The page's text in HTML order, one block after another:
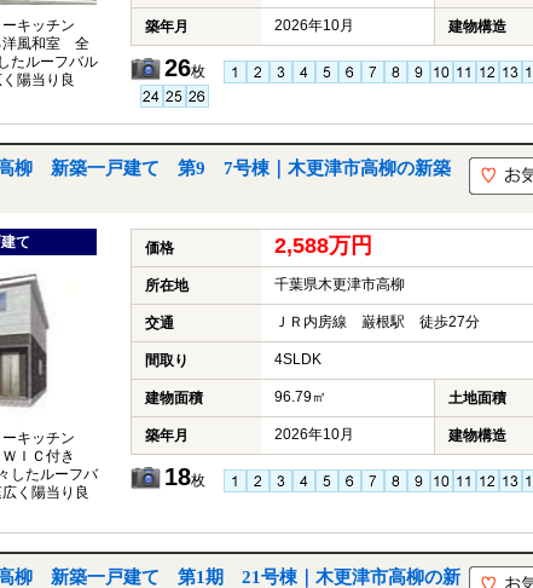
ーキッチン
洋風和室 全
たルーフバル
陽当り良
築年月 2026年10月 建物構造
26枚
柳 新築一戸建て 第9 7号棟｜木更津市高柳の新築
て
ーキッチン
ＷＩＣ付き
したルーフバ
く陽当り良
価格 2,588万円
所在地 千葉県木更津市高柳
交通 ＪＲ内房線 巌根駅 徒歩27分
間取り 4SLDK
建物面積 96.79㎡ 土地面積
築年月 2026年10月 建物構造
18枚
柳 新築一戸建て 第1期 21号棟｜木更津市高柳の新